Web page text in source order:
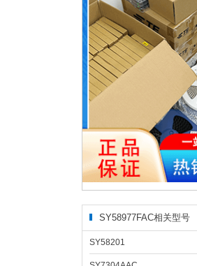
SY58977FAC相关型号
SY58201